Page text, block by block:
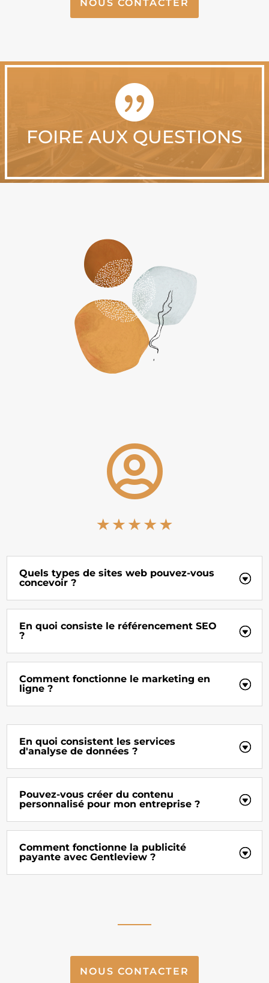
NOUS CONTACTER

FOIRE AUX QUESTIONS

Quels types de sites web pouvez-vous
concevoir ?
En quoi consiste le référencement SEO
?
Comment fonctionne le marketing en
ligne ?
En quoi consistent les services
d'analyse de données ?
Pouvez-vous créer du contenu
personnalisé pour mon entreprise ?
Comment fonctionne la publicité
payante avec Gentleview ?
NOUS CONTACTER